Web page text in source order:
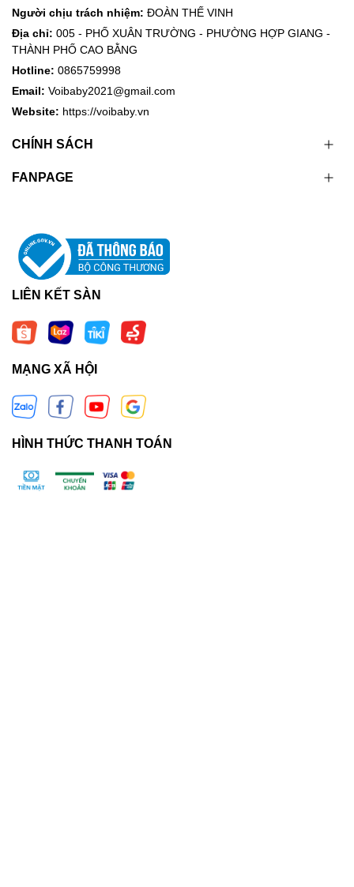
Người chịu trách nhiệm: ĐOÀN THẾ VINH
Địa chỉ: 005 - PHỐ XUÂN TRƯỜNG - PHƯỜNG HỢP GIANG -
THÀNH PHỐ CAO BẰNG
Hotline: 0865759998
Email: Voibaby2021@gmail.com
Website: https://voibaby.vn
CHÍNH SÁCH
FANPAGE
LIÊN KẾT SÀN
MẠNG XÃ HỘI
HÌNH THỨC THANH TOÁN